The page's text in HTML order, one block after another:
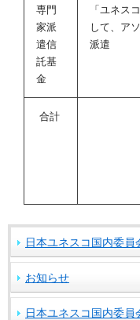
専門
家派
遣信
託基
金
「ユネス
して、ア
派遣
合計
日本ユネスコ国内委員
お知らせ
日本ユネスコ国内委員